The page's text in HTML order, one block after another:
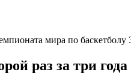
раз за три